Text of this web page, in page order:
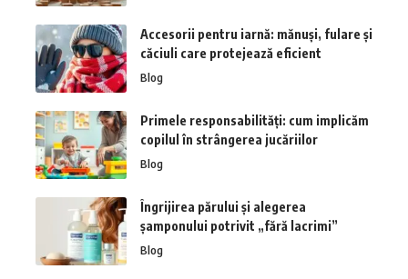
Accesorii pentru iarnă: mănuși, fulare și
căciuli care protejează eficient
Blog
Primele responsabilități: cum implicăm
copilul în strângerea jucăriilor
Blog
Îngrijirea părului și alegerea
șamponului potrivit „fără lacrimi”
Blog